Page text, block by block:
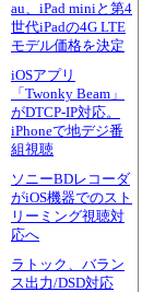
au、iPad miniと第4
世代iPadの4G LTE
モデル価格を決定
iOSアプリ
「Twonky Beam」
がDTCP-IP対応。
iPhoneで地デジ番
組視聴
ソニーBDレコーダ
がiOS機器でのスト
リーミング視聴対
応へ
ラトック、バラン
ス出力/DSD対応